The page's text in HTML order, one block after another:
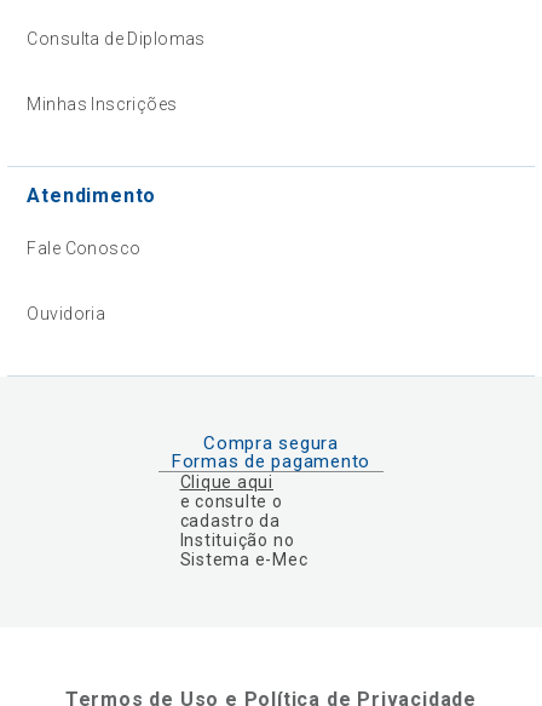
Consulta de Diplomas
Minhas Inscrições
Atendimento
Fale Conosco
Ouvidoria
Compra segura
Formas de pagamento
Clique aqui
e consulte o
cadastro da
Instituição no
Sistema e-Mec
Termos de Uso e Política de Privacidade